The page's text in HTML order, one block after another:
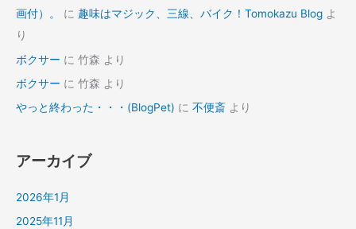
画付）。
に 趣味はマジック、三線、バイク！Tomokazu Blog よ
り
ボクサー に 竹森 より
ボクサー に 竹森 より
やっと終わった・・・(BlogPet) に 不便斎 より
アーカイブ
2026年1月
2025年11月